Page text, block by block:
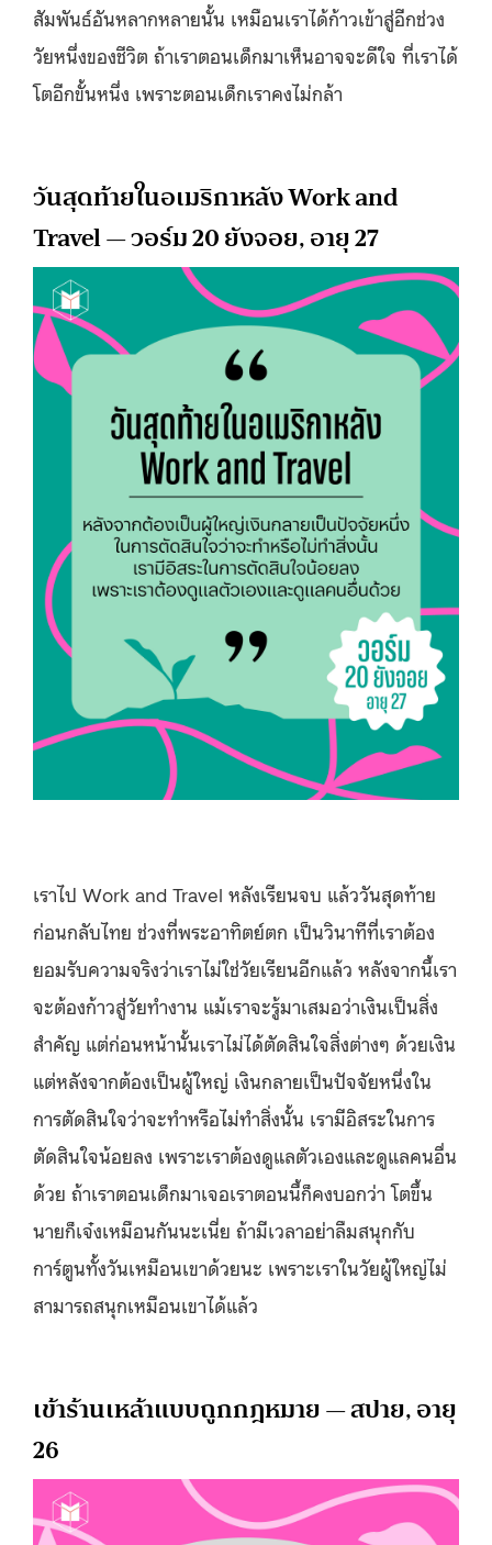
สัมพันธ์อันหลากหลายนั้น เหมือนเราได้ก้าวเข้าสู่อีกช่วง
วัยหนึ่งของชีวิต ถ้าเราตอนเด็กมาเห็นอาจจะดีใจ ที่เราได้
โตอีกขั้นหนึ่ง เพราะตอนเด็กเราคงไม่กล้า
วันสุดท้ายในอเมริกาหลัง Work and
Travel — วอร์ม 20 ยังจอย, อายุ 27
เราไป Work and Travel หลังเรียนจบ แล้ววันสุดท้าย
ก่อนกลับไทย ช่วงที่พระอาทิตย์ตก เป็นวินาทีที่เราต้อง
ยอมรับความจริงว่าเราไม่ใช่วัยเรียนอีกแล้ว หลังจากนี้เรา
จะต้องก้าวสู่วัยทำงาน แม้เราจะรู้มาเสมอว่าเงินเป็นสิ่ง
สำคัญ แต่ก่อนหน้านั้นเราไม่ได้ตัดสินใจสิ่งต่างๆ ด้วยเงิน
แต่หลังจากต้องเป็นผู้ใหญ่ เงินกลายเป็นปัจจัยหนึ่งใน
การตัดสินใจว่าจะทำหรือไม่ทำสิ่งนั้น เรามีอิสระในการ
ตัดสินใจน้อยลง เพราะเราต้องดูแลตัวเองและดูแลคนอื่น
ด้วย ถ้าเราตอนเด็กมาเจอเราตอนนี้ก็คงบอกว่า โตขึ้น
นายก็เจ๋งเหมือนกันนะเนี่ย ถ้ามีเวลาอย่าลืมสนุกกับ
การ์ตูนทั้งวันเหมือนเขาด้วยนะ เพราะเราในวัยผู้ใหญ่ไม่
สามารถสนุกเหมือนเขาได้แล้ว
เข้าร้านเหล้าแบบถูกกฎหมาย — สปาย, อายุ
26